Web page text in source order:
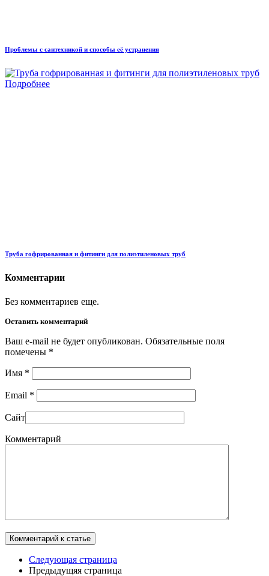
Проблемы с сантехникой и способы её устранения
Подробнее
Труба гофрированная и фитинги для полиэтиленовых труб
Комментарии
Без комментариев еще.
Оставить комментарий
Ваш e-mail не будет опубликован. Обязательные поля
помечены *
Имя *
Email *
Сайт
Комментарий
Комментарий к статье
Следующая страница
Предыдущяя страница